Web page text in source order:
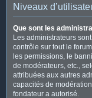
Niveaux
Que sont les
Les administrateurs
contrôle sur tout le
les permissions, le
de modérateurs, etc.,
attribuées aux autres
capacités de
fondateur a autorisé.